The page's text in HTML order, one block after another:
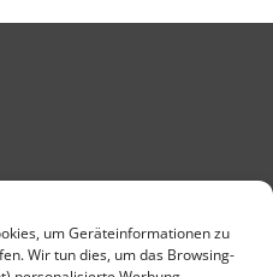
um Geräteinformationen zu
Wir tun dies, um das Browsing-
– GESCHWOLLENE